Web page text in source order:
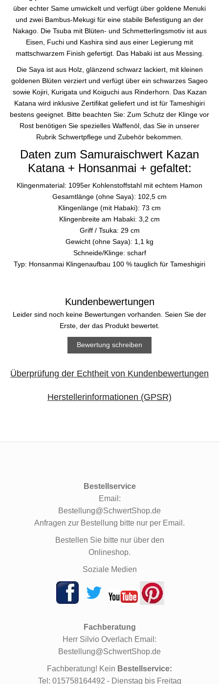
über echter Same umwickelt und verfügt über goldene Menuki
und zwei Bambus-Mekugi für eine stabile Befestigung an der
Nakago. Die Tsuba mit Blüten- und Schmetterlingsmotiv ist aus
Eisen, Fuchi und Kashira sind aus einer Legierung mit
mattschwarzem Finish gefertigt. Das Habaki ist aus Messing.
Die Saya ist aus Holz, glänzend schwarz lackiert, mit kleinen
goldenen Blüten verziert und verfügt über ein schwarzes Sageo
sowie Kojiri, Kurigata und Koiguchi aus Rinderhorn. Das Kazan
Katana wird inklusive Zertifikat geliefert und ist für Tameshigiri
bestens geeignet. Bitte beachten Sie: Zum Schutz der Klinge vor
Rost benötigen Sie spezielles Waffenöl, das Sie in unserer
Rubrik Schwertpflege und Zubehör bekommen.
Daten zum Samuraischwert Kazan
Katana + Honsanmai + gefaltet:
Klingenmaterial: 1095er Kohlenstoffstahl mit echtem Hamon
Gesamtlänge (ohne Saya): 102,5 cm
Klingenlänge (mit Habaki): 73 cm
Klingenbreite am Habaki: 3,2 cm
Griff / Tsuka: 29 cm
Gewicht (ohne Saya): 1,1 kg
Schneide/Klinge: scharf
Typ: Honsanmai Klingenaufbau 100 % tauglich für Tameshigiri
Kundenbewertungen
Leider sind noch keine Bewertungen vorhanden. Seien Sie der
Erste, der das Produkt bewertet.
Bewertung schreiben
Überprüfung der Echtheit von Kundenbewertungen
Herstellerinformationen (GPSR)
Bestellservice
Email:
Bestellung@SchwertShop.de
Anfragen zur Bestellung bitte nur per Email.
Bestellen Sie bitte nur über den
Onlineshop.
Soziale Medien
Fachberatung
Herr Silvio Overlach Email:
Bestellung@SchwertShop.de
Fachberatung! Kein Bestellservice:
Tel: 015758164492 - Dienstag bis Freitag